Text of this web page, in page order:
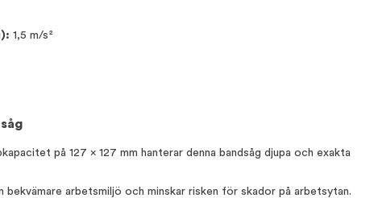
1,5 m/s²
på 127 x 127 mm hanterar denna bandsåg djupa och exakta
bekvämare arbetsmiljö och minskar risken för skador på arbetsytan.